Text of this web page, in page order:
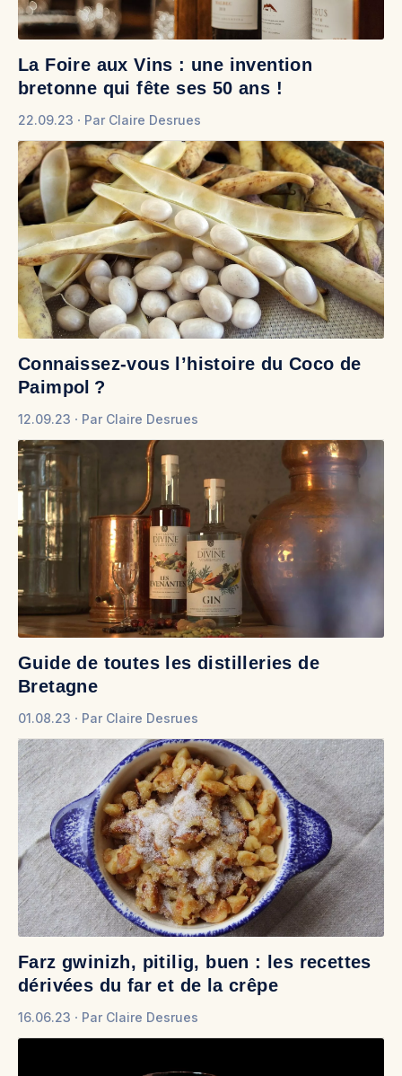
La Foire aux Vins : une invention
bretonne qui fête ses 50 ans !
22.09.23 Par Claire Desrues
Connaissez-vous l’histoire du Coco de
Paimpol ?
12.09.23 Par Claire Desrues
Guide de toutes les distilleries de
Bretagne
01.08.23 Par Claire Desrues
Farz gwinizh, pitilig, buen : les recettes
dérivées du far et de la crêpe
16.06.23 Par Claire Desrues